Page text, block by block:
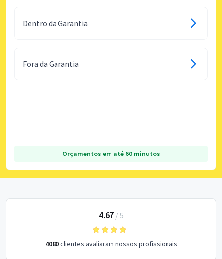
Dentro da Garantia
Fora da Garantia
Orçamentos em até 60 minutos
4.67/ 5
4080clientes avaliaram nossos profissionais